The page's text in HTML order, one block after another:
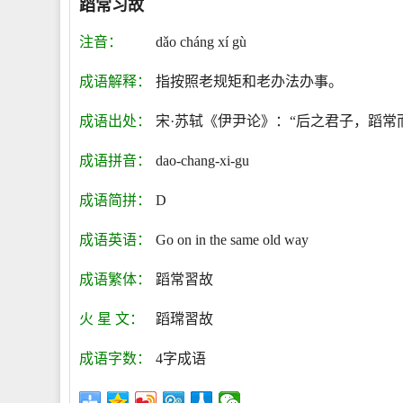
蹈常习故
注音： dǎo cháng xí gù
成语解释： 指按照老规矩和老办法办事。
成语出处： 宋·苏轼《伊尹论》：“后之君子，蹈
成语拼音： dao-chang-xi-gu
成语简拼： D
成语英语： Go on in the same old way
成语繁体： 蹈常習故
火 星 文： 蹈瑺習故
成语字数： 4字成语